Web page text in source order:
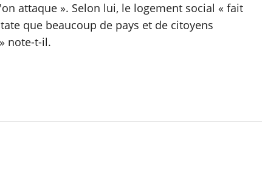
attaque ». Selon lui, le logement social « fait
que beaucoup de pays et de citoyens
note-t-il.